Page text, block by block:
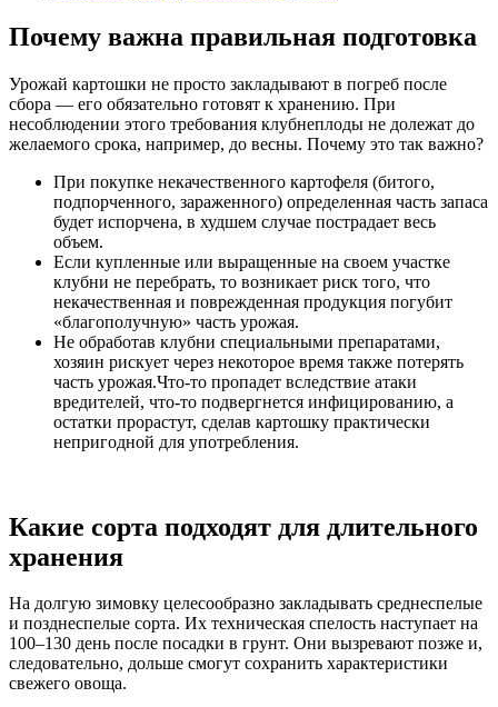
Почему важна правильная подготовка
Урожай картошки не просто закладывают в погреб после
сбора — его обязательно готовят к хранению. При
несоблюдении этого требования клубнеплоды не долежат до
желаемого срока, например, до весны. Почему это так важно?
При покупке некачественного картофеля (битого,
подпорченного, зараженного) определенная часть запаса
будет испорчена, в худшем случае пострадает весь
объем.
Если купленные или выращенные на своем участке
клубни не перебрать, то возникает риск того, что
некачественная и поврежденная продукция погубит
«благополучную» часть урожая.
Не обработав клубни специальными препаратами,
хозяин рискует через некоторое время также потерять
часть урожая.Что-то пропадет вследствие атаки
вредителей, что-то подвергнется инфицированию, а
остатки прорастут, сделав картошку практически
непригодной для употребления.
Какие сорта подходят для длительного
хранения
На долгую зимовку целесообразно закладывать среднеспелые
и позднеспелые сорта. Их техническая спелость наступает на
100–130 день после посадки в грунт. Они вызревают позже и,
следовательно, дольше смогут сохранить характеристики
свежего овоща.